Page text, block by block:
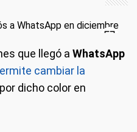
que llegó a WhatsApp
cambiar la
por dicho color en